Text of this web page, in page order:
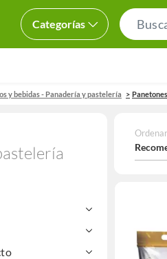
Categorías
y bebidas - Panadería y pastelería Panetones